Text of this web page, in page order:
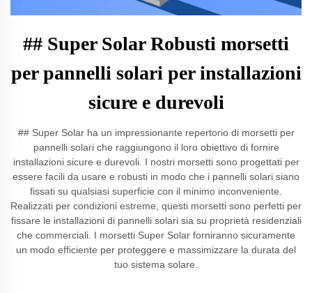
## Super Solar Robusti morsetti
per pannelli solari per installazioni
sicure e durevoli
## Super Solar ha un impressionante repertorio di morsetti per
pannelli solari che raggiungono il loro obiettivo di fornire
installazioni sicure e durevoli. I nostri morsetti sono progettati per
essere facili da usare e robusti in modo che i pannelli solari siano
fissati su qualsiasi superficie con il minimo inconveniente.
Realizzati per condizioni estreme, questi morsetti sono perfetti per
fissare le installazioni di pannelli solari sia su proprietà residenziali
che commerciali. I morsetti Super Solar forniranno sicuramente
un modo efficiente per proteggere e massimizzare la durata del
tuo sistema solare.